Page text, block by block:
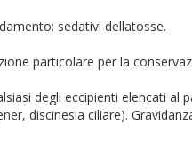
sedativi dellatosse.
particolare per la
degli eccipienti elencati
discinesia ciliare).